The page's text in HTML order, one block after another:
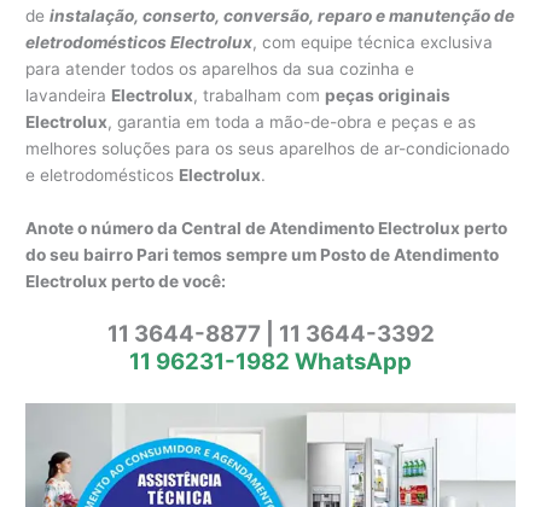
deinstalação, conserto, conversão, reparo e manutenção de
eletrodomésticos Electrolux, com equipe técnica exclusiva
para atender todos os aparelhos da sua cozinha e
lavandeira Electrolux, trabalham com peças originais
Electrolux, garantia em toda a mão-de-obra e peças e as
melhores soluções para os seus aparelhos de ar-condicionado
e eletrodomésticos Electrolux.
Anote o número da Central de Atendimento Electrolux perto
do seu bairro Pari temos sempre um Posto de Atendimento
Electrolux perto de você:
11 3644-8877 | 11 3644-3392
11 96231-1982 WhatsApp